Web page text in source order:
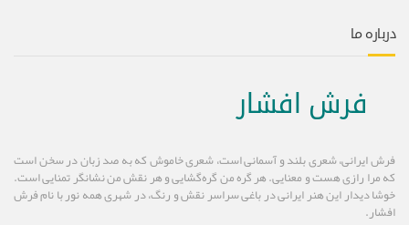
درباره ما
فرش افشار
فرش ایرانی، شعری بلند و آسمانی است، شعری خاموش كه به صد زبان در سخن است
كه مرا رازی هست و معنایی. هر گره من گره‌گشایی و هر نقش من نشانگر تمنایی است.
خوشا دیدار این هنر ایرانی در باغی سراسر نقش و رنگ، در شهری همه نور با نام فرش
افشار.